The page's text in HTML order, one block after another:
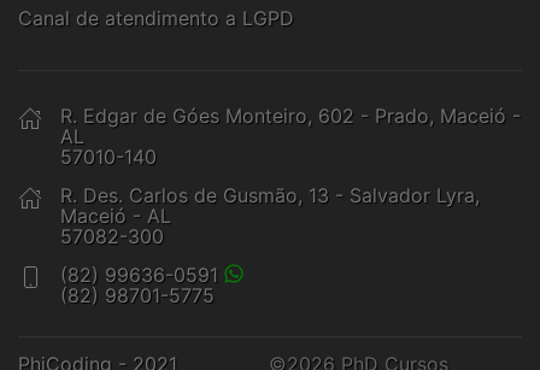
Canal de atendimento a LGPD
R. Edgar de Góes Monteiro, 602 - Prado, Maceió -
AL
57010-140
R. Des. Carlos de Gusmão, 13 - Salvador Lyra,
Maceió - AL
57082-300
(82) 99636-0591
(82) 98701-5775
PhiCoding - 2021 ©2026 PhD Cursos